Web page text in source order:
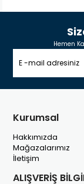
Hemen
Kurumsal
Hakkımızda
Mağazalarımız
İletişim
ALIŞVERİŞ